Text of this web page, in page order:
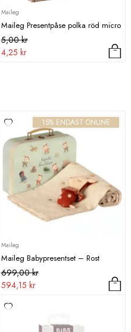
Maileg
Maileg Presentpåse polka röd micro
5,00kr
Det
ursprungliga
4,25 kr
Det
nuvarande
15% ENDAST ONLINE
Maileg
Maileg Babypresentset – Rost
699,00kr
Det
ursprungliga
var:
699,00 kr.
594,15 kr
Det
nuvarande
är: